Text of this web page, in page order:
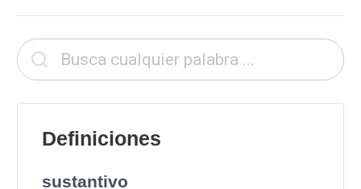
Definiciones
sustantivo